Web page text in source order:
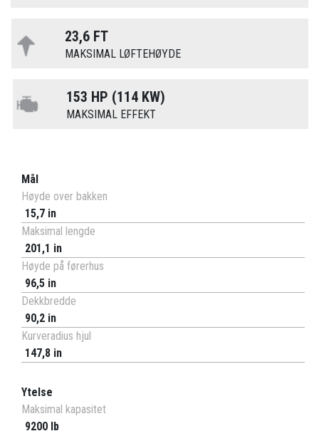
23,6 FT
MAKSIMAL LØFTEHØYDE
153 HP (114 KW)
MAKSIMAL EFFEKT
Mål
Høyde over bakken
15,7 in
Maksimal lengde
201,1 in
Høyde på førerhus
96,5 in
Dekkbredde
90,2 in
Kurveradius hjul
147,8 in
Ytelse
Maksimal kapasitet
9200 lb